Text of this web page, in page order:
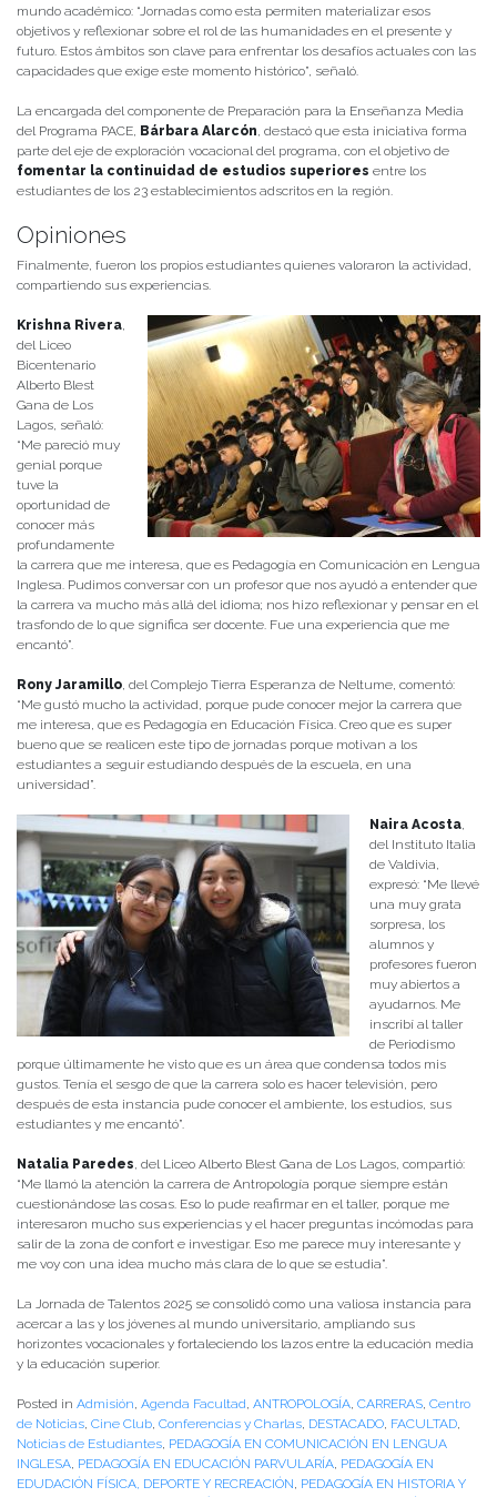
mundo académico: “Jornadas como esta permiten materializar esos
objetivos y reflexionar sobre el rol de las humanidades en el presente y
futuro. Estos ámbitos son clave para enfrentar los desafíos actuales con las
capacidades que exige este momento histórico”, señaló.
La encargada del componente de Preparación para la Enseñanza Media
del Programa PACE, Bárbara Alarcón, destacó que esta iniciativa forma
parte del eje de exploración vocacional del programa, con el objetivo de
fomentar la continuidad de estudios superiores entre los
estudiantes de los 23 establecimientos adscritos en la región.
Opiniones
Finalmente, fueron los propios estudiantes quienes valoraron la actividad,
compartiendo sus experiencias.
Krishna Rivera,
del Liceo
Bicentenario
Alberto Blest
Gana de Los
Lagos, señaló:
“Me pareció muy
genial porque
tuve la
oportunidad de
conocer más
profundamente
la carrera que me interesa, que es Pedagogía en Comunicación en Lengua
Inglesa. Pudimos conversar con un profesor que nos ayudó a entender que
la carrera va mucho más allá del idioma; nos hizo reflexionar y pensar en el
trasfondo de lo que significa ser docente. Fue una experiencia que me
encantó”.
Rony Jaramillo, del Complejo Tierra Esperanza de Neltume, comentó:
“Me gustó mucho la actividad, porque pude conocer mejor la carrera que
me interesa, que es Pedagogía en Educación Física. Creo que es super
bueno que se realicen este tipo de jornadas porque motivan a los
estudiantes a seguir estudiando después de la escuela, en una
universidad”.
Naira Acosta,
del Instituto Italia
de Valdivia,
expresó: “Me llevé
una muy grata
sorpresa, los
alumnos y
profesores fueron
muy abiertos a
ayudarnos. Me
inscribí al taller
de Periodismo
porque últimamente he visto que es un área que condensa todos mis
gustos. Tenía el sesgo de que la carrera solo es hacer televisión, pero
después de esta instancia pude conocer el ambiente, los estudios, sus
estudiantes y me encantó”.
Natalia Paredes, del Liceo Alberto Blest Gana de Los Lagos, compartió:
“Me llamó la atención la carrera de Antropología porque siempre están
cuestionándose las cosas. Eso lo pude reafirmar en el taller, porque me
interesaron mucho sus experiencias y el hacer preguntas incómodas para
salir de la zona de confort e investigar. Eso me parece muy interesante y
me voy con una idea mucho más clara de lo que se estudia”.
La Jornada de Talentos 2025 se consolidó como una valiosa instancia para
acercar a las y los jóvenes al mundo universitario, ampliando sus
horizontes vocacionales y fortaleciendo los lazos entre la educación media
y la educación superior.
Posted in Admisión, Agenda Facultad, ANTROPOLOGÍA, CARRERAS, Centro
de Noticias, Cine Club, Conferencias y Charlas, DESTACADO, FACULTAD,
Noticias de Estudiantes, PEDAGOGÍA EN COMUNICACIÓN EN LENGUA
INGLESA, PEDAGOGÍA EN EDUCACIÓN PARVULARÍA, PEDAGOGÍA EN
EDUDACIÓN FÍSICA, DEPORTE Y RECREACIÓN, PEDAGOGÍA EN HISTORIA Y